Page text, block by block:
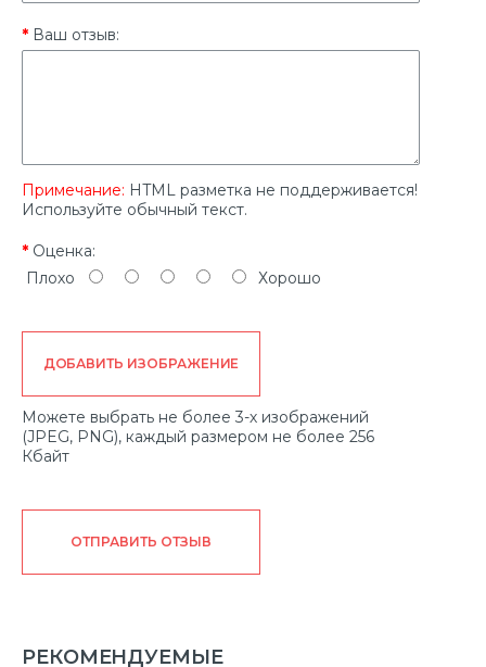
Ваш отзыв:
Примечание: HTML разметка не поддерживается!
Используйте обычный текст.
Оценка:
Плохо
Хорошо
ДОБАВИТЬ ИЗОБРАЖЕНИЕ
Можете выбрать не более 3-х изображений
(JPEG, PNG), каждый размером не более 256
Кбайт
ОТПРАВИТЬ ОТЗЫВ
РЕКОМЕНДУЕМЫЕ